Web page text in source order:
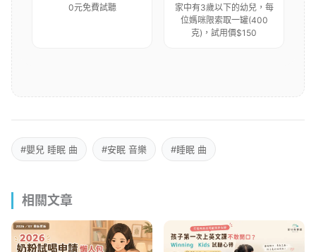
0元免費試聽
家中有3歲以下的幼兒，每
位媽咪限索取一罐(400
克)，試用價$150
#嬰兒 睡眠 曲 #安眠 音樂 #睡眠 曲
相關文章